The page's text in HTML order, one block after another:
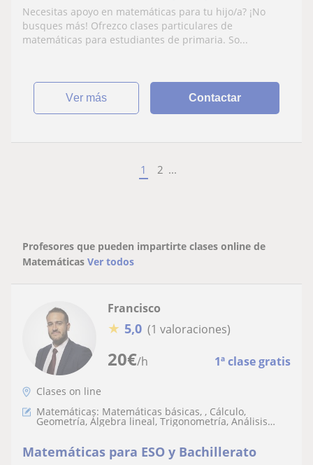
Necesitas apoyo en matemáticas para tu hijo/a? ¡No
busques más! Ofrezco clases particulares de
matemáticas para estudiantes de primaria. So...
ver más Contactar
1 2 ...
Profesores que pueden impartirte clases online de
Matemáticas Ver todos
20€/h 1ª clase gratis
Francisco
★ 5,0 (1 valoraciones)
Clases on line
Matemáticas: Matemáticas básicas, , Cálculo,
Geometría, Álgebra lineal, Trigonometría, Análisis
numérico, LaTeX
Matemáticas para ESO y Bachillerato